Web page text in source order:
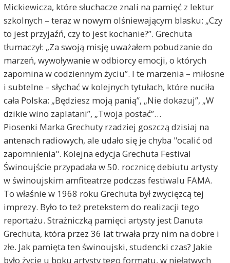
Mickiewicza, które słuchacze znali na pamięć z lektur
szkolnych – teraz w nowym olśniewającym blasku: „Czy
to jest przyjaźń, czy to jest kochanie?”. Grechuta
tłumaczył: „Za swoją misję uważałem pobudzanie do
marzeń, wywoływanie w odbiorcy emocji, o których
zapomina w codziennym życiu”. I te marzenia – miłosne
i subtelne – słychać w kolejnych tytułach, które nuciła
cała Polska: „Będziesz moją panią”, „Nie dokazuj”, „W
dzikie wino zaplatani”, „Twoja postać”…
Piosenki Marka Grechuty rzadziej goszczą dzisiaj na
antenach radiowych, ale udało się je chyba "ocalić od
zapomnienia". Kolejna edycja Grechuta Festival
Świnoujście przypadała w 50. rocznicę debiutu artysty
w świnoujskim amfiteatrze podczas festiwalu FAMA.
To właśnie w 1968 roku Grechuta był zwycięzcą tej
imprezy. Było to też pretekstem do realizacji tego
reportażu. Strażniczką pamięci artysty jest Danuta
Grechuta, która przez 36 lat trwała przy nim na dobre i
złe. Jak pamięta ten świnoujski, studencki czas? Jakie
było życie u boku artysty tego formatu, w niełatwych